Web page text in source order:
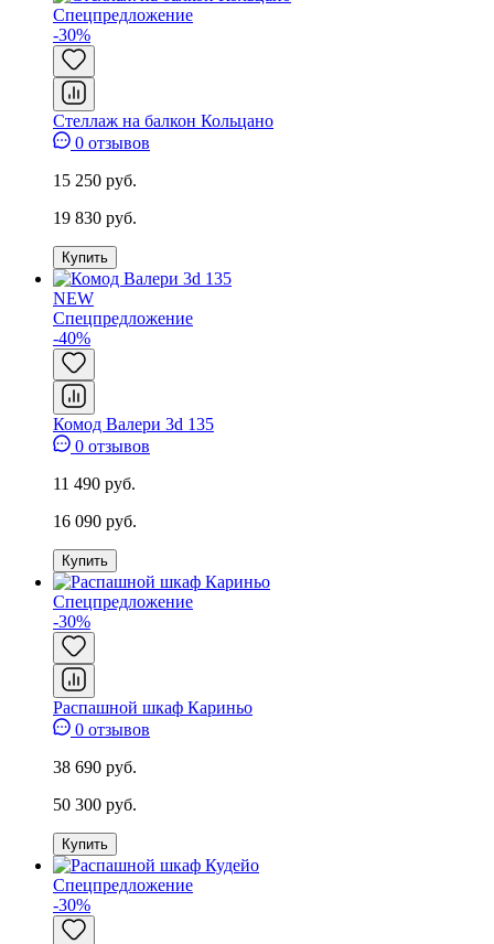
Спецпредложение
-30%
Стеллаж на балкон Кольцано
0 отзывов
15 250 руб.
19 830 руб.
Купить
NEW
Спецпредложение
-40%
Комод Валери 3d 135
0 отзывов
11 490 руб.
16 090 руб.
Купить
Спецпредложение
-30%
Распашной шкаф Кариньо
0 отзывов
38 690 руб.
50 300 руб.
Купить
Спецпредложение
-30%